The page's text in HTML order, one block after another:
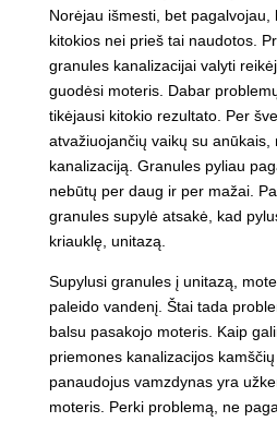
Norėjau išmesti, bet pagalvojau,
kitokios nei prieš tai naudotos.
granules kanalizacijai valyti
guodėsi moteris. Dabar
tikėjausi kitokio rezultato. Per
atvažiuojančių vaikų su anūkais,
kanalizaciją. Granules pyliau
nebūtų per daug ir per mažai.
granules supylė atsakė, kad
kriauklę, unitazą.
Supylusi granules į unitazą,
paleido vandenį. Štai tada
balsu pasakojo moteris. Kaip
priemones kanalizacijos
panaudojus vamzdynas yra
moteris. Perki problemą, ne